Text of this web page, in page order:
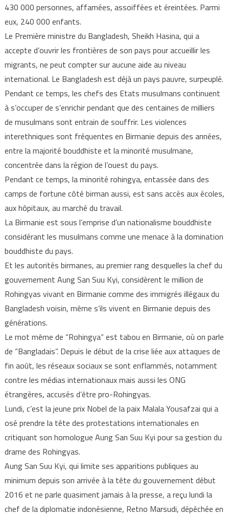
430 000 personnes, affamées, assoiffées et éreintées. Parmi
eux, 240 000 enfants.
Le Première ministre du Bangladesh, Sheikh Hasina, qui a
accepte d’ouvrir les frontières de son pays pour accueillir les
migrants, ne peut compter sur aucune aide au niveau
international. Le Bangladesh est déjà un pays pauvre, surpeuplé.
Pendant ce temps, les chefs des Etats musulmans continuent
à s’occuper de s’enrichir pendant que des centaines de milliers
de musulmans sont entrain de souffrir. Les violences
interethniques sont fréquentes en Birmanie depuis des années,
entre la majorité bouddhiste et la minorité musulmane,
concentrée dans la région de l’ouest du pays.
Pendant ce temps, la minorité rohingya, entassée dans des
camps de fortune côté birman aussi, est sans accès aux écoles,
aux hôpitaux, au marché du travail.
La Birmanie est sous l’emprise d’un nationalisme bouddhiste
considérant les musulmans comme une menace à la domination
bouddhiste du pays.
Et les autorités birmanes, au premier rang desquelles la chef du
gouvernement Aung San Suu Kyi, considèrent le million de
Rohingyas vivant en Birmanie comme des immigrés illégaux du
Bangladesh voisin, même s’ils vivent en Birmanie depuis des
générations.
Le mot même de “Rohingya” est tabou en Birmanie, où on parle
de “Bangladais”. Depuis le début de la crise liée aux attaques de
fin août, les réseaux sociaux se sont enflammés, notamment
contre les médias internationaux mais aussi les ONG
étrangères, accusés d’être pro-Rohingyas.
Lundi, c’est la jeune prix Nobel de la paix Malala Yousafzai qui a
osé prendre la tête des protestations internationales en
critiquant son homologue Aung San Suu Kyi pour sa gestion du
drame des Rohingyas.
Aung San Suu Kyi, qui limite ses apparitions publiques au
minimum depuis son arrivée à la tête du gouvernement début
2016 et ne parle quasiment jamais à la presse, a reçu lundi la
chef de la diplomatie indonésienne, Retno Marsudi, dépêchée en